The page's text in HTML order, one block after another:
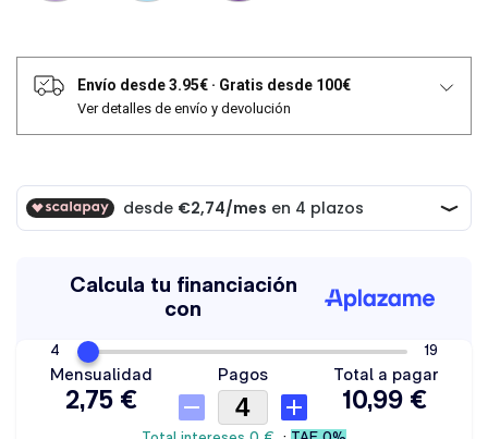
Envío desde 3.95€ · Gratis desde 100€
Ver detalles de envío y devolución